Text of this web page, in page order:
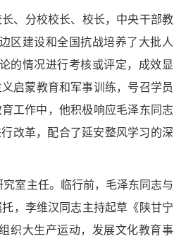
、分校校长、校长，中央干部教
区建设和全国抗战培养了大批人
的情况进行考核或评定，成效显
启蒙教育和军事训练，号召学员
工作中，他积极响应毛泽东同志
改革，配合了延安整风学习的深
室主任。临行前，毛泽东同志与
，李维汉同志主持起草《陕甘宁
织大生产运动，发展文化教育事